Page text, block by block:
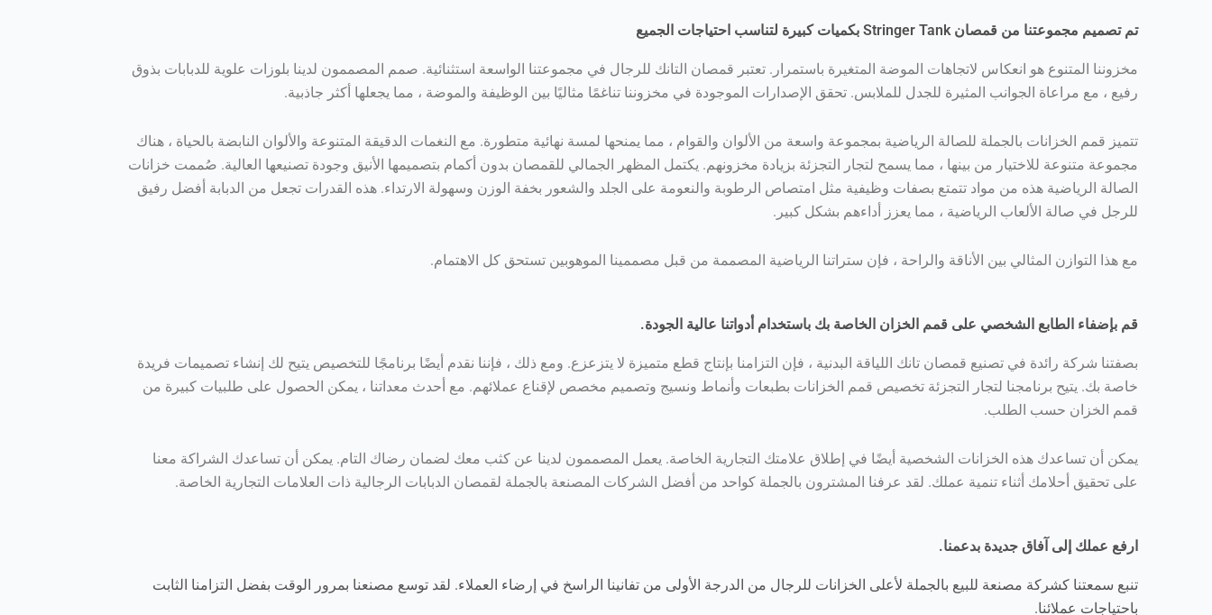
تم تصميم مجموعتنا من قمصان Stringer Tank بكميات كبيرة لتناسب احتياجات الجميع
مخزوننا المتنوع هو انعكاس لاتجاهات الموضة المتغيرة باستمرار. تعتبر قمصان التانك للرجال في مجموعتنا الواسعة استثنائية. صمم المصممون لدينا بلوزات علوية للدبابات بذوق
رفيع ، مع مراعاة الجوانب المثيرة للجدل للملابس. تحقق الإصدارات الموجودة في مخزوننا تناغمًا مثاليًا بين الوظيفة والموضة ، مما يجعلها أكثر جاذبية.
تتميز قمم الخزانات بالجملة للصالة الرياضية بمجموعة واسعة من الألوان والقوام ، مما يمنحها لمسة نهائية متطورة. مع النغمات الدقيقة المتنوعة والألوان النابضة بالحياة ، هناك
مجموعة متنوعة للاختيار من بينها ، مما يسمح لتجار التجزئة بزيادة مخزونهم. يكتمل المظهر الجمالي للقمصان بدون أكمام بتصميمها الأنيق وجودة تصنيعها العالية. صُممت خزانات
الصالة الرياضية هذه من مواد تتمتع بصفات وظيفية مثل امتصاص الرطوبة والنعومة على الجلد والشعور بخفة الوزن وسهولة الارتداء. هذه القدرات تجعل من الدبابة أفضل رفيق
للرجل في صالة الألعاب الرياضية ، مما يعزز أداءهم بشكل كبير.
مع هذا التوازن المثالي بين الأناقة والراحة ، فإن ستراتنا الرياضية المصممة من قبل مصممينا الموهوبين تستحق كل الاهتمام.
قم بإضفاء الطابع الشخصي على قمم الخزان الخاصة بك باستخدام أدواتنا عالية الجودة.
بصفتنا شركة رائدة في تصنيع قمصان تانك اللياقة البدنية ، فإن التزامنا بإنتاج قطع متميزة لا يتزعزع. ومع ذلك ، فإننا نقدم أيضًا برنامجًا للتخصيص يتيح لك إنشاء تصميمات فريدة
خاصة بك. يتيح برنامجنا لتجار التجزئة تخصيص قمم الخزانات بطبعات وأنماط ونسيج وتصميم مخصص لإقناع عملائهم. مع أحدث معداتنا ، يمكن الحصول على طلبيات كبيرة من
قمم الخزان حسب الطلب.
يمكن أن تساعدك هذه الخزانات الشخصية أيضًا في إطلاق علامتك التجارية الخاصة. يعمل المصممون لدينا عن كثب معك لضمان رضاك التام. يمكن أن تساعدك الشراكة معنا
على تحقيق أحلامك أثناء تنمية عملك. لقد عرفنا المشترون بالجملة كواحد من أفضل الشركات المصنعة بالجملة لقمصان الدبابات الرجالية ذات العلامات التجارية الخاصة.
ارفع عملك إلى آفاق جديدة بدعمنا.
تنبع سمعتنا كشركة مصنعة للبيع بالجملة لأعلى الخزانات للرجال من الدرجة الأولى من تفانينا الراسخ في إرضاء العملاء. لقد توسع مصنعنا بمرور الوقت بفضل التزامنا الثابت
باحتياجات عملائنا.